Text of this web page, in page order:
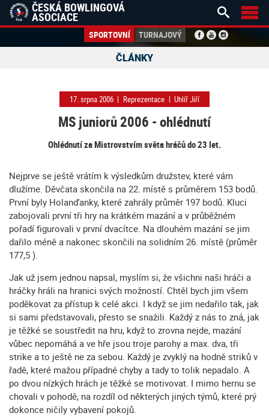
ČESKÁ BOWLINGOVÁ
ASOCIACE
SPORTOVNÍ TURNAJOVÝ
 
ČLÁNKY
17. srpna 2006 | Reprezentace | Uhlíř Jiří
MS juniorů 2006 - ohlédnutí
Ohlédnutí za Mistrovstvím světa hráčů do 23 let.
Nejprve se ještě vrátím k výsledkům družstev, které vám
dlužíme. Děvčata skončila na 22. místě s průměrem 153 bodů.
První byly Holanďanky, které zahrály průměr 197 bodů. Kluci
zabojovali první tři hry na krátkém mazání a v průběžném
pořadí figurovali v první dvacítce. Na dlouhém mazání se jim
dařilo méně a nakonec skončili na solidním 26. místě (průměr
177,5 ).
Jak už jsem jednou napsal, myslím si, že všichni naši hráči a
hráčky hráli na hranici svých možností. Chtěl bych jim všem
poděkovat za přístup k celé akci. I když se jim nedařilo tak, jak
si sami představovali, přesto se snažili. Každý z nás to zná, jak
je těžké se soustředit na hru, když to zrovna nejde, mazání
vůbec nepomáhá a ve hře jsou troje parohy a max. dva, tři
strike a to ještě ne za sebou. Každý je zvyklý na hodně striků v
řadě, které mažou případné chyby a tady to tolik nepadalo. A
po dvou nízkých hrách je těžké se motivovat. I mimo hernu se
chovali v pohodě, na rozdíl od některých jiných týmů, které prý
dokonce ničily vybavení pokojů.